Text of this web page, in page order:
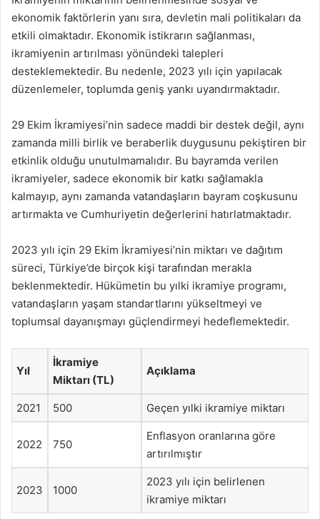
ekonomik faktörlerin yanı sıra, devletin mali politikaları da
etkili olmaktadır. Ekonomik istikrarın sağlanması,
ikramiyenin artırılması yönündeki talepleri
desteklemektedir. Bu nedenle, 2023 yılı için yapılacak
düzenlemeler, toplumda geniş yankı uyandırmaktadır.
29 Ekim İkramiyesi’nin sadece maddi bir destek değil, aynı
zamanda milli birlik ve beraberlik duygusunu pekiştiren bir
etkinlik olduğu unutulmamalıdır. Bu bayramda verilen
ikramiyeler, sadece ekonomik bir katkı sağlamakla
kalmayıp, aynı zamanda vatandaşların bayram coşkusunu
artırmakta ve Cumhuriyetin değerlerini hatırlatmaktadır.
2023 yılı için 29 Ekim İkramiyesi’nin miktarı ve dağıtım
süreci, Türkiye’de birçok kişi tarafından merakla
beklenmektedir. Hükümetin bu yılki ikramiye programı,
vatandaşların yaşam standartlarını yükseltmeyi ve
toplumsal dayanışmayı güçlendirmeyi hedeflemektedir.
Yıl
İkramiye
Miktarı (TL)
Açıklama
2021 500 Geçen yılki ikramiye miktarı
2022 750
Enflasyon oranlarına göre
artırılmıştır
2023 1000
2023 yılı için belirlenen
ikramiye miktarı